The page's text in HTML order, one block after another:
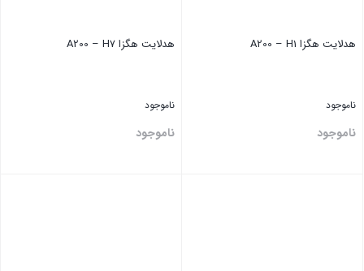
هدلایت هگزا A200 – H1
ناموجود
ناموجود
هدلایت هگزا A200 – H7
ناموجود
ناموجود